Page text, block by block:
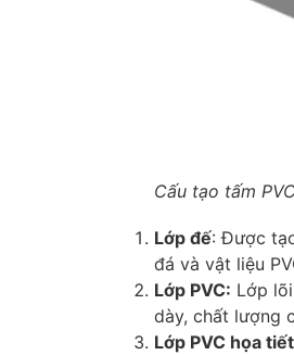
Cấu tạo tấm
Lớp đế: Được
đá và vật liệu
Lớp PVC: Lớp
dày, chất lượng
Lớp PVC họa tiết